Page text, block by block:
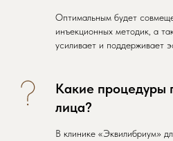
Оптимальным будет
инъекционных методик, а
усиливает и поддерживает
Какие процедуры
лица?
В клинике «Эквилибриум»